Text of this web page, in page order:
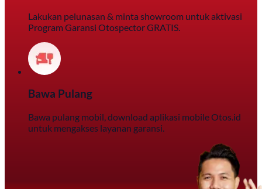
Lakukan pelunasan & minta showroom untuk aktivasi
Program Garansi Otospector GRATIS.
Bawa Pulang
Bawa pulang mobil, download aplikasi mobile Otos.id
untuk mengakses layanan garansi.